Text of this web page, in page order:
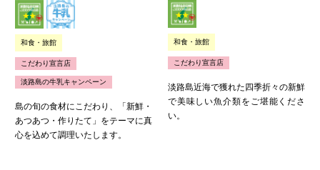
和食・旅館
こだわり宣言店
淡路島の牛乳キャンペーン
島の旬の食材にこだわり、「新鮮・
あつあつ・作りたて」をテーマに真
心を込めて調理いたします。
和食・旅館
こだわり宣言店
淡路島近海で獲れた四季折々の新鮮
で美味しい魚介類をご堪能くださ
い。